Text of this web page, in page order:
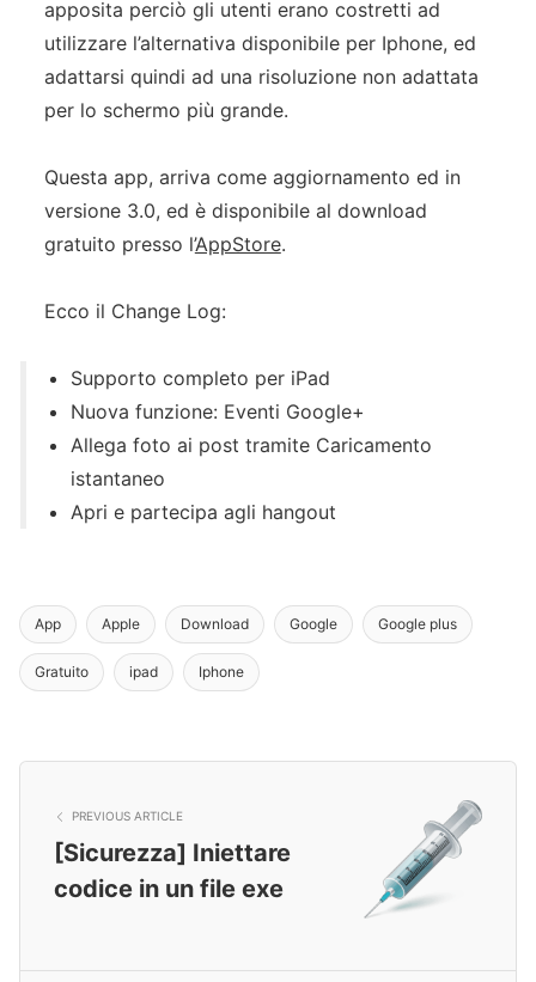
apposita perciò gli utenti erano costretti ad
utilizzare l’alternativa disponibile per Iphone, ed
adattarsi quindi ad una risoluzione non adattata
per lo schermo più grande.
Questa app, arriva come aggiornamento ed in
versione 3.0, ed è disponibile al download
gratuito presso l’AppStore.
Ecco il Change Log:
Supporto completo per iPad
Nuova funzione: Eventi Google+
Allega foto ai post tramite Caricamento
istantaneo
Apri e partecipa agli hangout
App Apple Download Google Google plus
Gratuito ipad Iphone
PREVIOUS ARTICLE
[Sicurezza] Iniettare
codice in un file exe